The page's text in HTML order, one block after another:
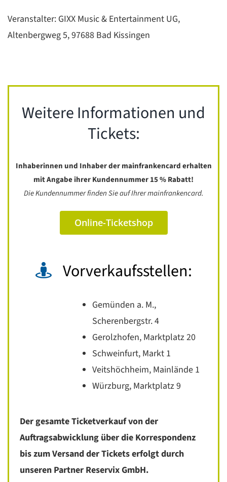
Veranstalter: GIXX Music & Entertainment UG,
Altenbergweg 5, 97688 Bad Kissingen
Weitere Informationen und
Tickets:
Inhaberinnen und Inhaber der mainfrankencard erhalten
mit Angabe ihrer Kundennummer 15 % Rabatt!
Die Kundennummer finden Sie auf Ihrer mainfrankencard.
Online-Ticketshop
Vorverkaufsstellen:
Gemünden a. M.,
Scherenbergstr. 4
Gerolzhofen, Marktplatz 20
Schweinfurt, Markt 1
Veitshöchheim, Mainlände 1
Würzburg, Marktplatz 9
Der gesamte Ticketverkauf von der
Auftragsabwicklung über die Korrespondenz
bis zum Versand der Tickets erfolgt durch
unseren Partner Reservix GmbH.